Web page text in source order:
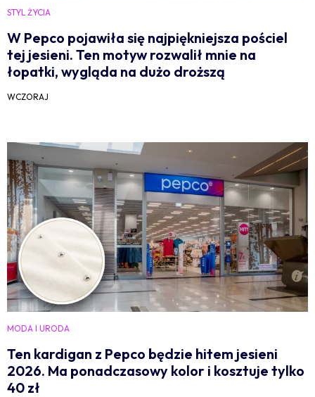
STYL ŻYCIA
W Pepco pojawiła się najpiękniejsza pościel
tej jesieni. Ten motyw rozwalił mnie na
łopatki, wygląda na dużo droższą
WCZORAJ
MODA I URODA
Ten kardigan z Pepco będzie hitem jesieni
2026. Ma ponadczasowy kolor i kosztuje tylko
40 zł